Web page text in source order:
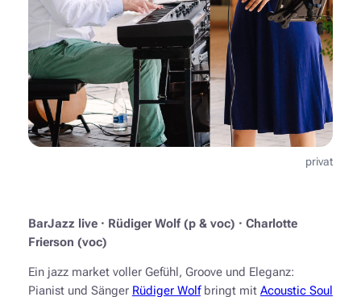
privat
BarJazz live · Rüdiger Wolf (p & voc) · Charlotte
Frierson (voc)
Ein jazz market voller Gefühl, Groove und Eleganz:
Pianist und Sänger Rüdiger Wolfbringt mit Acoustic Soul